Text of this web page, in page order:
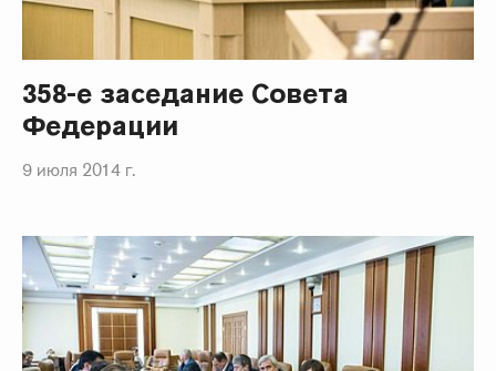
358-е заседание Совета
Федерации
9 июля 2014 г.